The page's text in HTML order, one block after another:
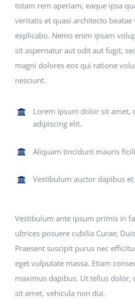
totam rem aperiam, eaque ipsa
veritatis et quasi architecto beatae
explicabo. Nemo enim ipsam
sit aspernatur aut odit aut fugit,
magni dolores eos qui ratione
nesciunt.
Lorem ipsum dolor sit amet,
adipiscing elit.
Aliquam tincidunt mauris
Vestibulum auctor dapibus et
Vestibulum ante ipsum primis in
ultrices posuere cubilia Curae;
Praesent suscipit purus nec
eget vulputate massa. Etiam
maximus dapibus. Ut tellus dolor,
sit amet, vehicula non dui.